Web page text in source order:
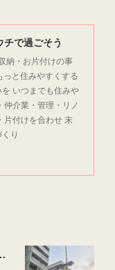
で過ごそう
・お片付けの事
と住みやすくする
いつまでも住みや
介業・管理・リノ
片付けを合わせ 末
り
ー2級認定講座